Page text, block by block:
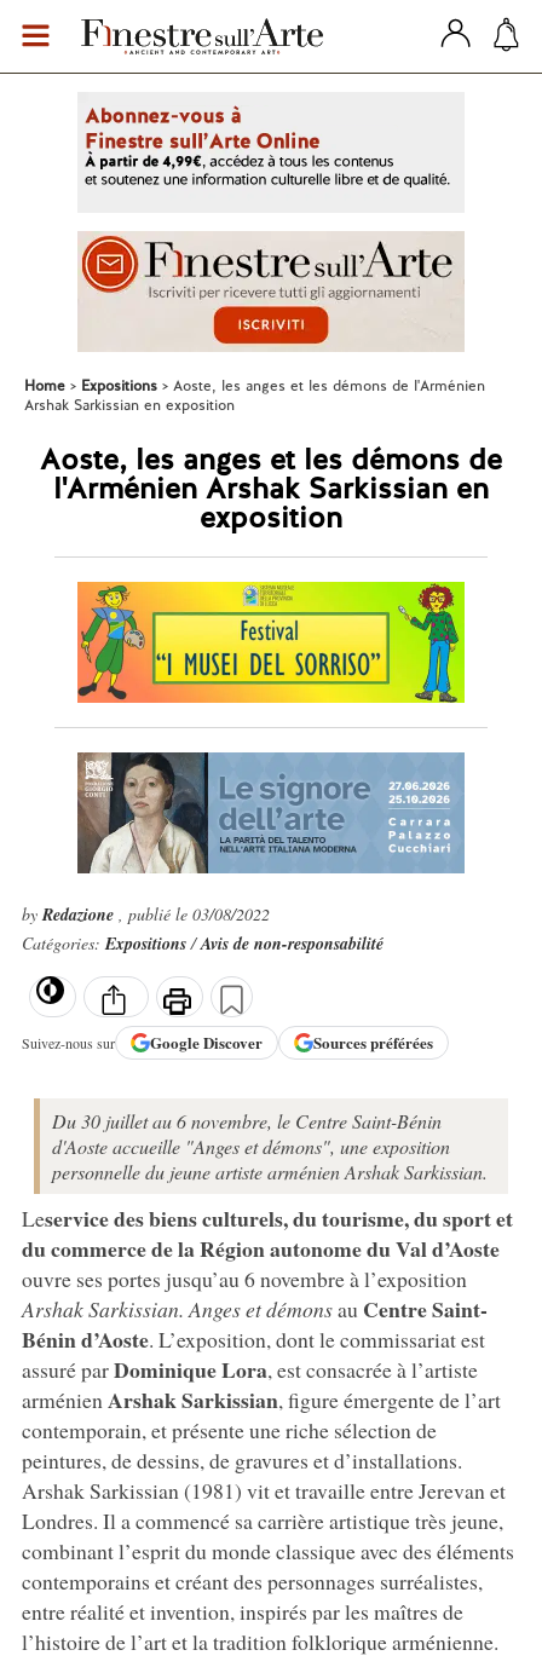
Home Expositions
Aoste, les anges et les démons de l'Arménien
Arshak Sarkissian en exposition
Aoste, les anges et les démons de
l'Arménien Arshak Sarkissian en
exposition
byRedazione , publié le 03/08/2022
Catégories:Expositions/Avis de non-responsabilité
Suivez-nous sur GoogleDiscover Sources préférées
Du 30 juillet au 6 novembre, le Centre Saint-Bénin
d'Aoste accueille "Anges et démons", une exposition
personnelle du jeune artiste arménien Arshak Sarkissian.
Leservice des biens culturels, du tourisme, du sport et
du commerce de la Région autonome du Val d’Aoste
ouvre ses portes jusqu’au 6 novembre à l’exposition
Arshak Sarkissian. Anges et démonsau Centre Saint-
Bénin d’Aoste. L’exposition, dont le commissariat est
assuré parDominique Lora, est consacrée à l’artiste
arménien Arshak Sarkissian, figure émergente de l’art
contemporain, et présente une riche sélection de
peintures, de dessins, de gravures et d’installations.
Arshak Sarkissian (1981) vit et travaille entre Jerevan et
Londres. Il a commencé sa carrière artistique très jeune,
combinant l’esprit du monde classique avec des éléments
contemporains et créant des personnages surréalistes,
entre réalité et invention, inspirés par les maîtres de
l’histoire de l’art et la tradition folklorique arménienne.